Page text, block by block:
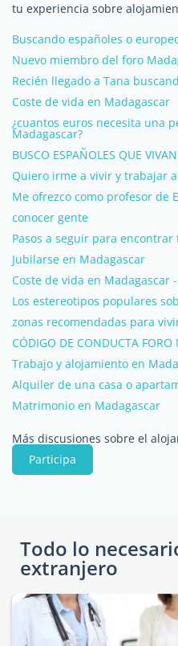
tu experiencia sobre
Buscando españoles o
Nuevo miembro del foro
Recién llegado a Tana
Coste de vida en Madagascar
¿cuantos euros necesita una
Madagascar?
BUSCO ESPAÑOLES QUE
Quiero irme a vivir y trabajar
Me ofrezco como profesor de
conocer gente
Pasos a seguir para
Jubilarse en Madagascar
Coste de vida en Madagascar
Los estereotipos populares
zonas recomendadas para
CÓDIGO DE CONDUCTA FORO
Trabajo y alojamiento en
Alquiler de una casa o
Matrimonio en Madagascar
Más discusiones sobre el
Participa
Todo lo
extranjero